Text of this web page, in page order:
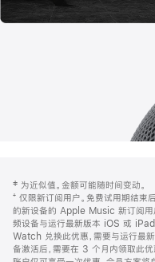
页
页
脚
注
‡ 为近似值。金额可能随时间变动。
⁺ 仅限新订阅用户。免费试用期结束
的新设备的 Apple Music 新订阅用
频设备与运行最新版本 iOS 或
Watch 兑换此优惠，需要与运行最
备激活后，需要在 3 个月内领取此